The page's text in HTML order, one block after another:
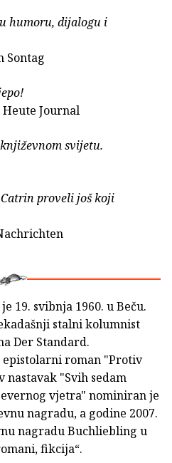
humoru, dijalogu i
Sontag
Journal
svijetu.
proveli još koji
19. svibnja 1960. u Beču.
stalni kolumnist
Der Standard.
roman "Protiv
nastavak "Svih sedam
vjetra" nominiran je
nagradu, a godine 2007.
nagradu Buchliebling u
fikcija“.